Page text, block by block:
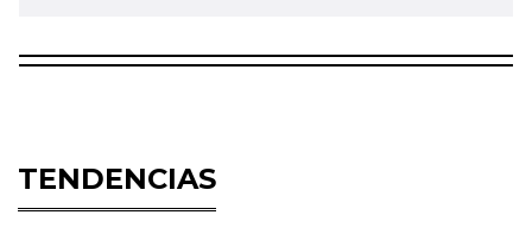
TENDENCIAS